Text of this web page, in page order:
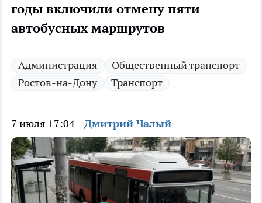
годы включили отмену пяти
автобусных маршрутов
Администрация
Общественный транспорт
Ростов-на-Дону
Транспорт
7 июля 17:04 Дмитрий Чалый